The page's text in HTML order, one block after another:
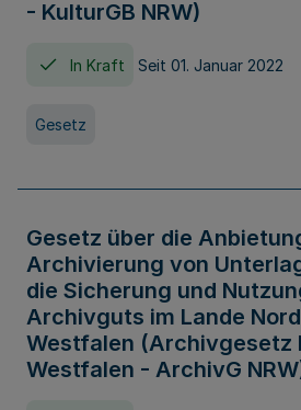
- KulturGB NRW)
In Kraft Seit 01. Januar 2022
Gesetz
Gesetz über die
Archivierung von
die Sicherung und
Archivguts im Lande
Westfalen (Archivgesetz
Westfalen - ArchivG